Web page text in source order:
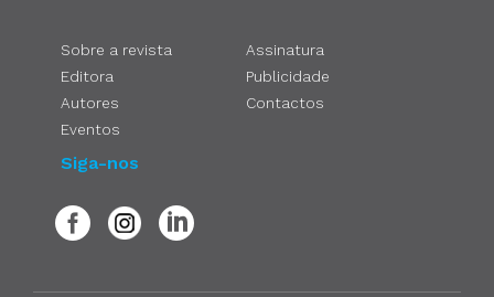
Sobre a revista
Editora
Autores
Eventos
Assinatura
Publicidade
Contactos
Siga-nos